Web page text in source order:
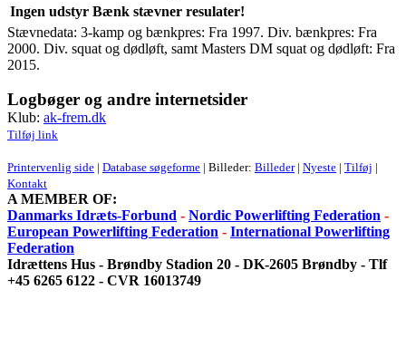
Ingen udstyr Bænk stævner resulater!
Stævnedata: 3-kamp og bænkpres: Fra 1997. Div. bænkpres: Fra
2000. Div. squat og dødløft, samt Masters DM squat og dødløft: Fra
2015.
Logbøger og andre internetsider
Klub: ak-frem.dk
Tilføj link
Printervenlig side | Database søgeforme | Billeder: Billeder| Nyeste | Tilføj |
Kontakt
A MEMBER OF:
Danmarks Idræts-Forbund - Nordic Powerlifting Federation -
European Powerlifting Federation - International Powerlifting
Federation
Idrættens Hus - Brøndby Stadion 20 - DK-2605 Brøndby - Tlf
+45 6265 6122 - CVR 16013749